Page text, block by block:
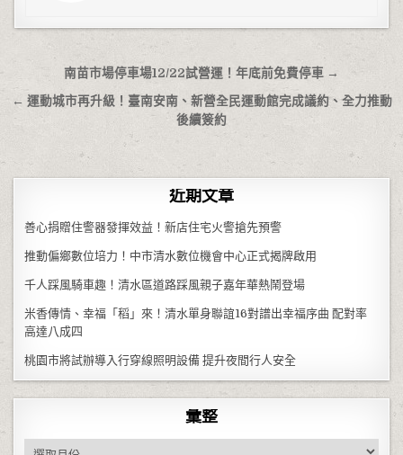
文章導覽
南苗市場停車場12/22試營運！年底前免費停車 →
← 運動城市再升級！臺南安南、新營全民運動館完成議約、全力推動
後續簽約
近期文章
善心捐贈住警器發揮效益！新店住宅火警搶先預警
推動偏鄉數位培力！中市清水數位機會中心正式揭牌啟用
千人踩風騎車趣！清水區道路踩風親子嘉年華熱鬧登場
米香傳情、幸福「稻」來！清水單身聯誼16對譜出幸福序曲 配對率
高達八成四
桃園市將試辦導入行穿線照明設備 提升夜間行人安全
彙整
彙整